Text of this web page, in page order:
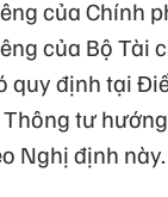
của Chính
của Bộ Tài
quy định tại
tư
Nghị định này.